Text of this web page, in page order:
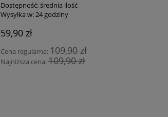
Dostępność:średnia ilość
Wysyłka w:24 godziny
59,90 zł
Cena regularna:109,90 zł
Najniższa cena:109,90 zł